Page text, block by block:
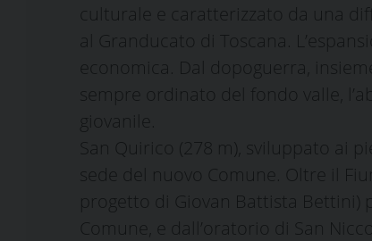
culturale e caratterizzato da una
al Granducato di Toscana.
economica. Dal dopoguerra,
sempre ordinato del fondo valle,
giovanile.
San Quirico (278 m), sviluppato ai
sede del nuovo Comune. Oltre il
progetto di Giovan Battista Bettini)
Comune, e dall’oratorio di San